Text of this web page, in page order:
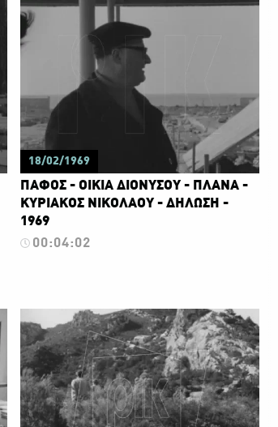
18/02/1969
ΠΑΦΟΣ - ΟΙΚΙΑ ΔΙΟΝΥΣΟΥ - ΠΛΑΝΑ -
ΚΥΡΙΑΚΟΣ ΝΙΚΟΛΑΟΥ - ΔΗΛΩΣΗ -
1969
00:04:02